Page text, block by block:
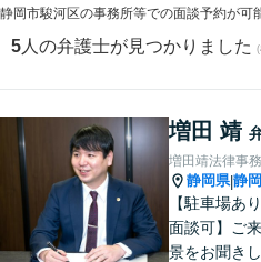
静岡市駿河区の事務所等での面談予約が可
5 人の弁護士が見つかりました
増田 靖
増田靖法律事
静岡県|静
【駐車場あ
面談可】ご
景をお聞き